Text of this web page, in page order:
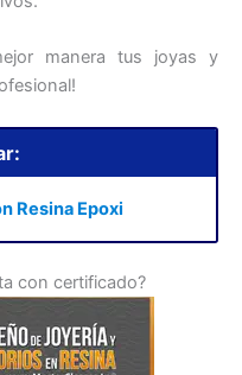
manera tus joyas y
Resina Epoxi
con certificado?